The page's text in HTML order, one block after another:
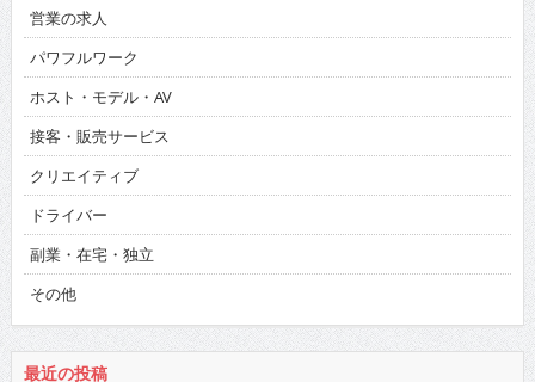
営業の求人
パワフルワーク
ホスト・モデル・AV
接客・販売サービス
クリエイティブ
ドライバー
副業・在宅・独立
その他
最近の投稿